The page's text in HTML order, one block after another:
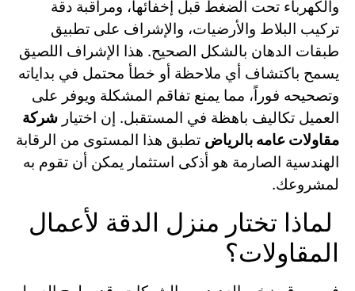
والكهرباء تحت الضغط قبل إخفائها، ومراقبة دقة
تركيب البلاط والأرضيات، والإشراف على تطبيق
طبقات الدهان بالشكل الصحيح. هذا الإشراف اللصيق
يسمح باكتشاف أي ملاحظة أو خطأ محتمل في بداياته
وتصحيحه فوراً، مما يمنع تفاقم المشكلة ويوفر على
العميل تكاليف باهظة في المستقبل. إن اختيار شركة
مقاولات عامه بالرياض تطبق هذا المستوى من الرقابة
الهندسية الصارمة هو أذكى استثمار يمكن أن تقوم به
لمشروعك.
لماذا تختار منزل الدقة لأعمال
المقاولات؟